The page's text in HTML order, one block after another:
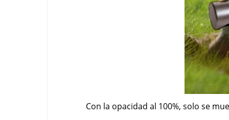
Con la opacidad al 100%, solo se